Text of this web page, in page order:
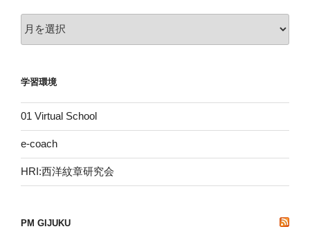
ー
ブ
学習環境
01 Virtual School
e-coach
HRI:西洋紋章研究会
PM GIJUKU